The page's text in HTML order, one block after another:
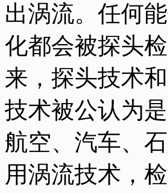
出涡流。任何
化都会被探头
来，探头技术
技术被公认为
航空、汽车、
用涡流技术，